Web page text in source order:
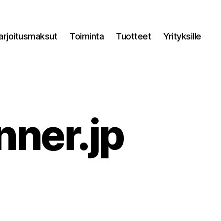
Toiminta Tuotteet Yrityksille